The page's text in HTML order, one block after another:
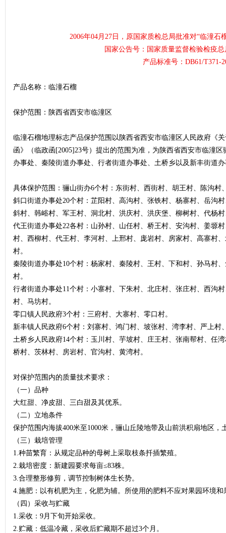
2006年04月27日，原国家质检总局批准对“临潼石
国家公告号：国家质量监督检验检疫总
产品标准号：DB61/T371-
产品名称：临潼石榴
保护范围：陕西省西安市临潼区
临潼石榴地理标志产品保护范围以陕西省西安市临潼区人民政府《
函》（临政函[2005]23号）提出的范围为准，为陕西省西安市临潼
办事处、秦陵街道办事处、行者街道办事处、土桥乡以及新丰街道
具体保护范围：骊山街办6个村：东街村、西街村、胡王村、陈沟村
斜口街道办事处20个村：芷阳村、高沟村、张铁村、杨寨村、岳沟
斜村、韩峪村、军王村、洞北村、洪庆村、洪庆堡、柳树村、代杨
代王街道办事处22各村：山孙村、山任村、桥王村、安沟村、姜塬
村、西柳村、代王村、李河村、上邢村、庞岩村、房家村、高寨村
村。
秦陵街道办事处10个村：杨家村、秦陵村、王村、下和村、孙马村
村。
行者街道办事处11个村：小寨村、下朱村、北庄村、张庄村、西沟
村、马坊村。
零口镇人民政府3个村：三府村、大寨村、零口村。
新丰镇人民政府6个村：刘寨村、鸿门村、坡张村、湾李村、严上村
土桥乡人民政府14个村：玉川村、芋坡村、庄王村、张南帮村、任
桥村、茨林村、房岩村、官沟村、黄湾村。
对保护范围内的质量技术要求：
（一）品种
大红甜、净皮甜、三白甜及其优系。
（二）立地条件
保护范围内海拔400米至1000米，骊山丘陵地带及山前洪积扇地区，
（三）栽培管理
1.种苗繁育：从规定品种的母树上采取枝条扦插繁殖。
2.栽培密度：新建园要求每亩≤83株。
3.合理整形修剪，调节控制树体生长势。
4.施肥：以有机肥为主，化肥为辅。所使用的肥料不应对果园环境
（四）采收与贮藏
1.采收：9月下旬开始采收。
2.贮藏：低温冷藏，采收后贮藏期不超过3个月。